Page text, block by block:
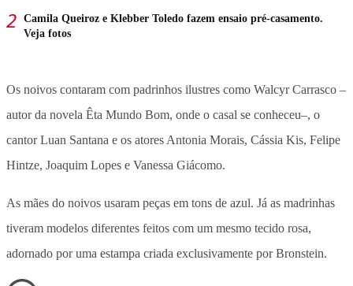
Camila Queiroz e Klebber Toledo fazem ensaio pré-casamento.
Veja fotos
Os noivos contaram com padrinhos ilustres como Walcyr Carrasco –
autor da novela Êta Mundo Bom, onde o casal se conheceu–, o
cantor Luan Santana e os atores Antonia Morais, Cássia Kis, Felipe
Hintze, Joaquim Lopes e Vanessa Giácomo.
As mães do noivos usaram peças em tons de azul. Já as madrinhas
tiveram modelos diferentes feitos com um mesmo tecido rosa,
adornado por uma estampa criada exclusivamente por Bronstein.